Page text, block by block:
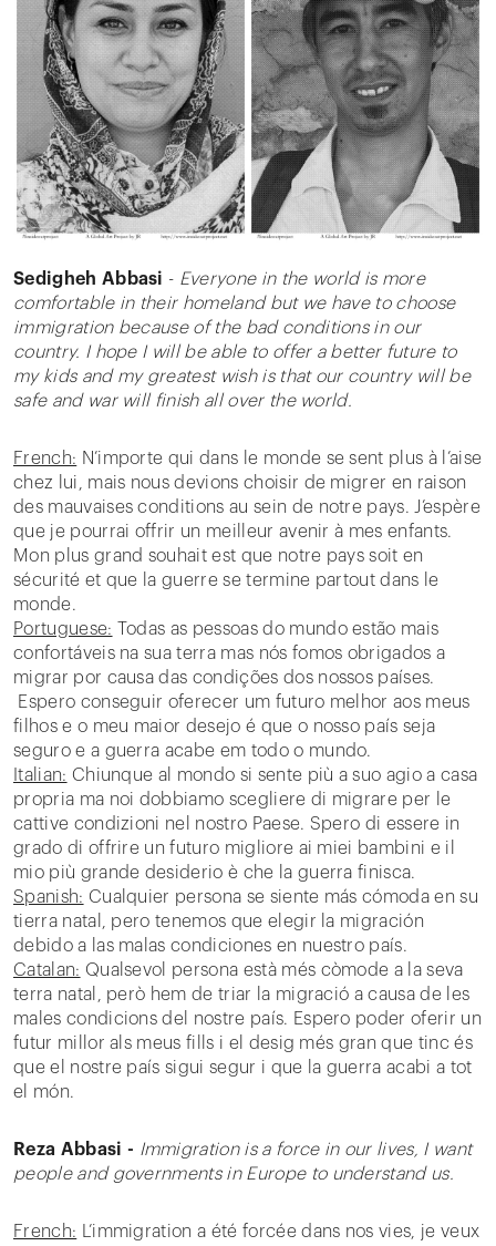
Sedigheh Abbasi - Everyone in the world is more
comfortable in their homeland but we have to choose
immigration because of the bad conditions in our
country. I hope I will be able to offer a better future to
my kids and my greatest wish is that our country will be
safe and war will finish all over the world.
French: N’importe qui dans le monde se sent plus à l’aise
chez lui, mais nous devions choisir de migrer en raison
des mauvaises conditions au sein de notre pays. J’espère
que je pourrai offrir un meilleur avenir à mes enfants.
Mon plus grand souhait est que notre pays soit en
sécurité et que la guerre se termine partout dans le
monde.
Portuguese: Todas as pessoas do mundo estão mais
confortáveis na sua terra mas nós fomos obrigados a
migrar por causa das condições dos nossos países.
Espero conseguir oferecer um futuro melhor aos meus
filhos e o meu maior desejo é que o nosso país seja
seguro e a guerra acabe em todo o mundo.
Italian: Chiunque al mondo si sente più a suo agio a casa
propria ma noi dobbiamo scegliere di migrare per le
cattive condizioni nel nostro Paese. Spero di essere in
grado di offrire un futuro migliore ai miei bambini e il
mio più grande desiderio è che la guerra finisca.
Spanish: Cualquier persona se siente más cómoda en su
tierra natal, pero tenemos que elegir la migración
debido a las malas condiciones en nuestro país.
Catalan: Qualsevol persona està més còmode a la seva
terra natal, però hem de triar la migració a causa de les
males condicions del nostre país. Espero poder oferir un
futur millor als meus fills i el desig més gran que tinc és
que el nostre país sigui segur i que la guerra acabi a tot
el món.
Reza Abbasi - Immigration is a force in our lives, I want
people and governments in Europe to understand us.
French: L’immigration a été forcée dans nos vies, je veux